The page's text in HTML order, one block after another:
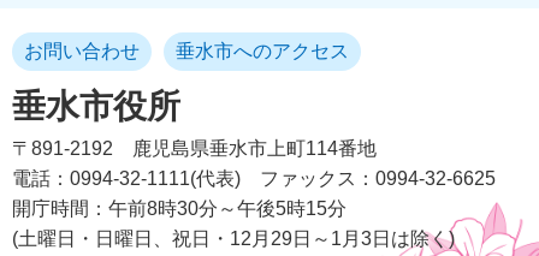
垂水市役所
お問い合わせ 垂水市へのアクセス
〒891-2192
鹿児島県垂水市上町114番地
電話：0994-32-1111(代表)
ファックス：0994-32-6625
開庁時間：午前8時30分～午後5時15分
(土曜日・日曜日、祝日・12月29日～1月3日は除く)